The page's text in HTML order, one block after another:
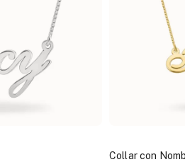
Collar con